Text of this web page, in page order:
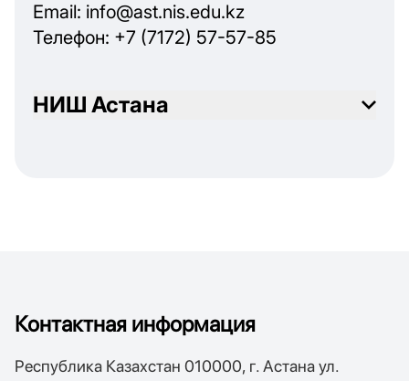
Email: info@ast.nis.edu.kz
Телефон: +7 (7172) 57-57-85
НИШ Астана
Контактная информация
Республика Казахстан 010000, г. Астана ул.